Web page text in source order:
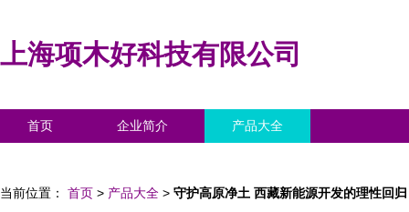
上海项木好科技有限公司
首页 企业简介 产品大全
当前位置： 首页 > 产品大全 > 守护高原净土 西藏新能源开发的理性回归